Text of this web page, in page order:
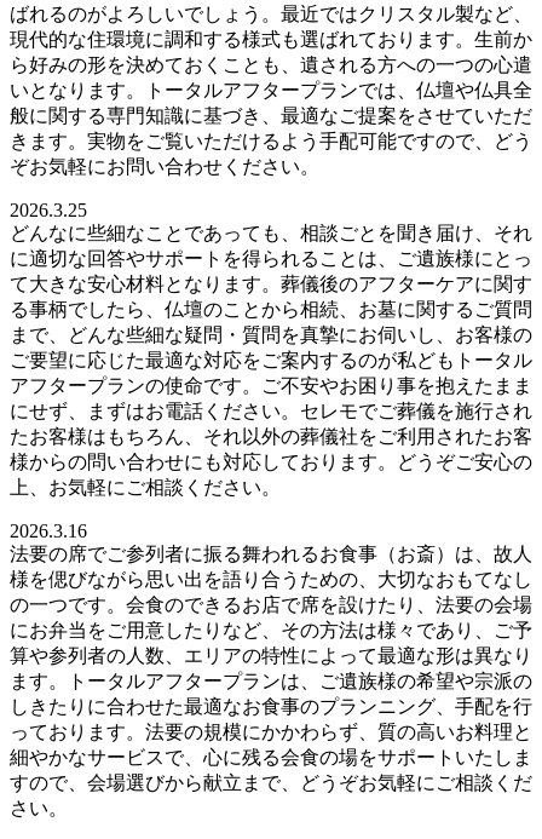
ばれるのがよろしいでしょう。最近ではクリスタル製など、
現代的な住環境に調和する様式も選ばれております。生前か
ら好みの形を決めておくことも、遺される方への一つの心遣
いとなります。トータルアフタープランでは、仏壇や仏具全
般に関する専門知識に基づき、最適なご提案をさせていただ
きます。実物をご覧いただけるよう手配可能ですので、どう
ぞお気軽にお問い合わせください。
2026.3.25
どんなに些細なことであっても、相談ごとを聞き届け、それ
に適切な回答やサポートを得られることは、ご遺族様にとっ
て大きな安心材料となります。葬儀後のアフターケアに関す
る事柄でしたら、仏壇のことから相続、お墓に関するご質問
まで、どんな些細な疑問・質問を真摯にお伺いし、お客様の
ご要望に応じた最適な対応をご案内するのが私どもトータル
アフタープランの使命です。ご不安やお困り事を抱えたまま
にせず、まずはお電話ください。セレモでご葬儀を施行され
たお客様はもちろん、それ以外の葬儀社をご利用されたお客
様からの問い合わせにも対応しております。どうぞご安心の
上、お気軽にご相談ください。
2026.3.16
法要の席でご参列者に振る舞われるお食事（お斎）は、故人
様を偲びながら思い出を語り合うための、大切なおもてなし
の一つです。会食のできるお店で席を設けたり、法要の会場
にお弁当をご用意したりなど、その方法は様々であり、ご予
算や参列者の人数、エリアの特性によって最適な形は異なり
ます。トータルアフタープランは、ご遺族様の希望や宗派の
しきたりに合わせた最適なお食事のプランニング、手配を行
っております。法要の規模にかかわらず、質の高いお料理と
細やかなサービスで、心に残る会食の場をサポートいたしま
すので、会場選びから献立まで、どうぞお気軽にご相談くだ
さい。